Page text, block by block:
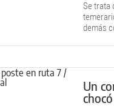
Se trata
demás
Un